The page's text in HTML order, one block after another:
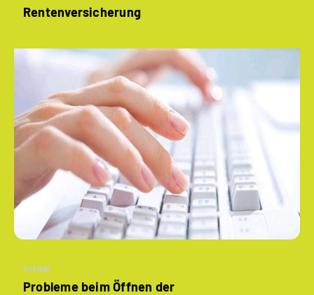
Rentenversicherung
Artikel
Probleme beim Öffnen der